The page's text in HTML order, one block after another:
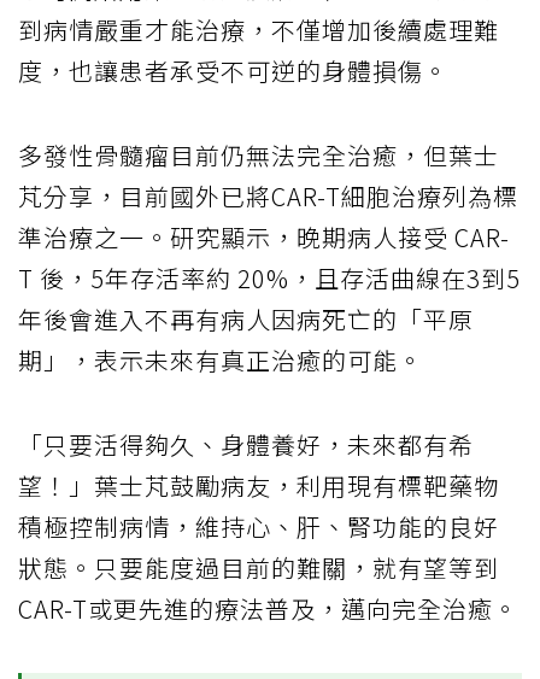
到病情嚴重才能治療，不僅增加後續處理難
度，也讓患者承受不可逆的身體損傷。
多發性骨髓瘤目前仍無法完全治癒，但葉士
芃分享，目前國外已將CAR-T細胞治療列為標
準治療之一。研究顯示，晚期病人接受 CAR-
T 後，5年存活率約 20%，且存活曲線在3到5
年後會進入不再有病人因病死亡的「平原
期」，表示未來有真正治癒的可能。
「只要活得夠久、身體養好，未來都有希
望！」葉士芃鼓勵病友，利用現有標靶藥物
積極控制病情，維持心、肝、腎功能的良好
狀態。只要能度過目前的難關，就有望等到
CAR-T或更先進的療法普及，邁向完全治癒。